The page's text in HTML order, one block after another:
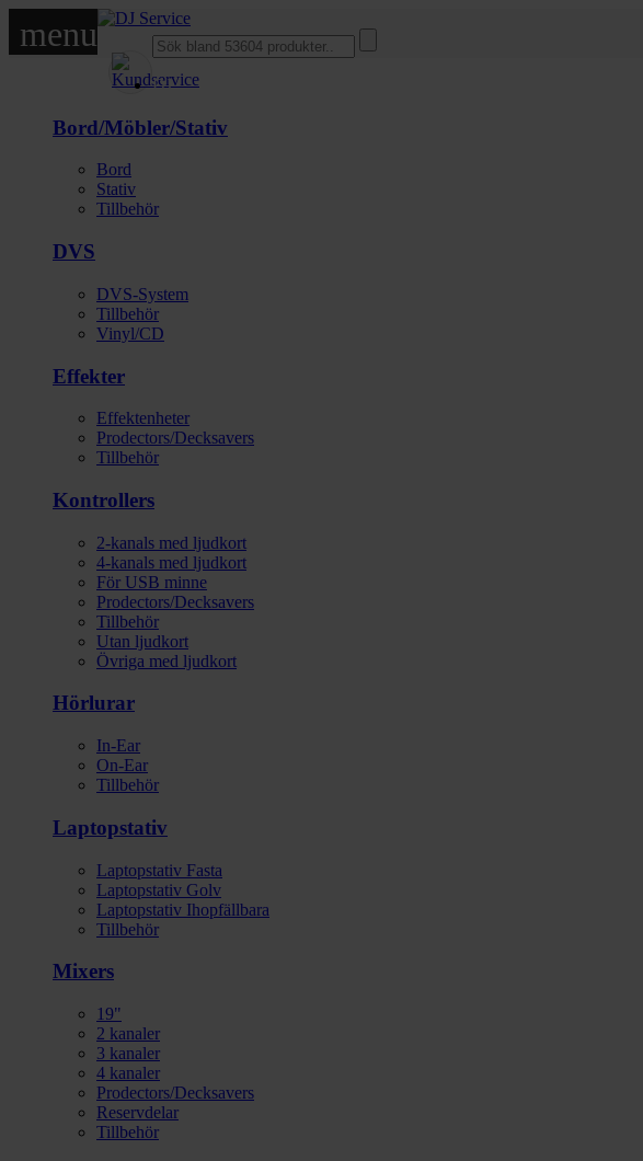
menu
DJ
Bord/Möbler/Stativ
Bord
Stativ
Tillbehör
DVS
DVS-System
Tillbehör
Vinyl/CD
Effekter
Effektenheter
Prodectors/Decksavers
Tillbehör
Kontrollers
2-kanals med ljudkort
4-kanals med ljudkort
För USB minne
Prodectors/Decksavers
Tillbehör
Utan ljudkort
Övriga med ljudkort
Hörlurar
In-Ear
On-Ear
Tillbehör
Laptopstativ
Laptopstativ Fasta
Laptopstativ Golv
Laptopstativ Ihopfällbara
Tillbehör
Mixers
19"
2 kanaler
3 kanaler
4 kanaler
Prodectors/Decksavers
Reservdelar
Tillbehör